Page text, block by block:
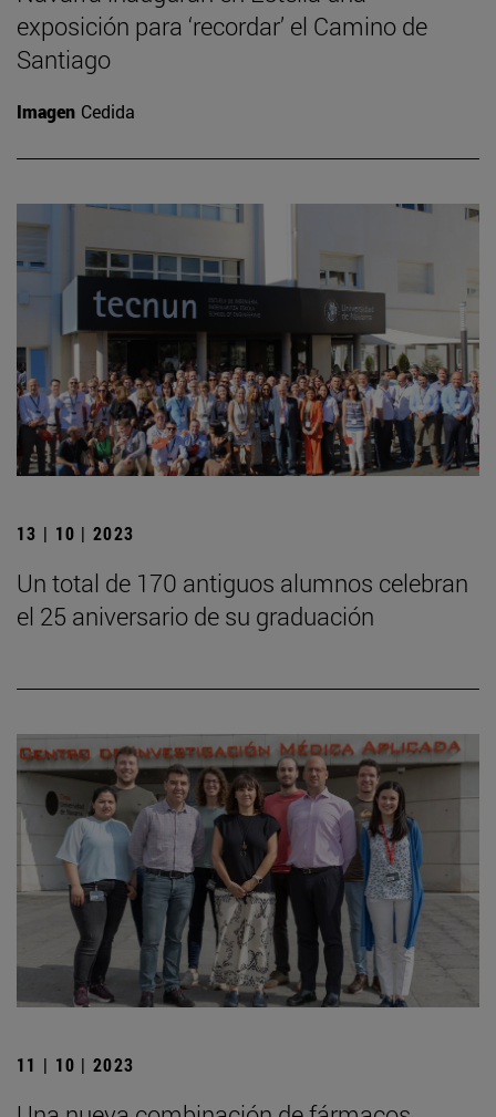
exposición para ‘recordar’ el Camino de
Santiago
Imagen Cedida
13 | 10 | 2023
Un total de 170 antiguos alumnos celebran
el 25 aniversario de su graduación
11 | 10 | 2023